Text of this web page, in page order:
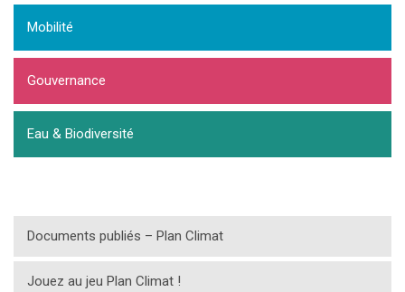
Mobilité
Gouvernance
Eau & Biodiversité
Documents publiés – Plan Climat
Jouez au jeu Plan Climat !